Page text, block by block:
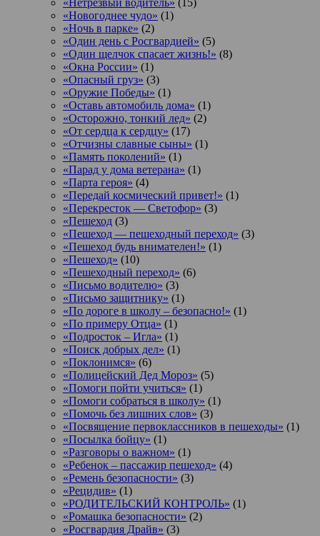
«Новогоднее чудо» (1)
«Ночь в парке» (2)
«Один день с Росгвардией» (5)
«Один щелчок спасает жизнь!» (8)
«Окна России» (1)
«Опасный груз» (3)
«Оружие Победы» (1)
«Оставь автомобиль дома» (1)
«Осторожно, тонкий лед» (2)
«От сердца к сердцу» (17)
«Отчизны славные сыны» (1)
«Память поколений» (1)
«Парад у дома ветерана» (1)
«Парта героя» (4)
«Передай космический привет!» (1)
«Перекресток — Светофор» (3)
«Пешеход (3)
«Пешеход — пешеходный переход» (3)
«Пешеход будь внимателен!» (1)
«Пешеход» (10)
«Пешеходный переход» (6)
«Письмо водителю» (3)
«Письмо защитнику» (1)
«По дороге в школу – безопасно!» (1)
«По примеру Отца» (1)
«Подросток ‒ Игла» (1)
«Поиск добрых дел» (1)
«Поклонимся» (6)
«Полицейский Дед Мороз» (5)
«Помоги пойти учиться» (1)
«Помоги собраться в школу» (1)
«Помочь без лишних слов» (3)
«Посвящение первоклассников в пешеходы» (1)
«Посылка бойцу» (1)
«Разговоры о важном» (1)
«Ребенок – пассажир пешеход» (4)
«Ремень безопасности» (3)
«Рецидив» (1)
«РОДИТЕЛЬСКИЙ КОНТРОЛЬ» (1)
«Ромашка безопасности» (2)
«Росгвардия Драйв» (3)